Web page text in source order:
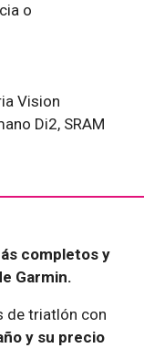
o
Vision
Di2, SRAM
completos y
Garmin.
de triatlón con
y su precio